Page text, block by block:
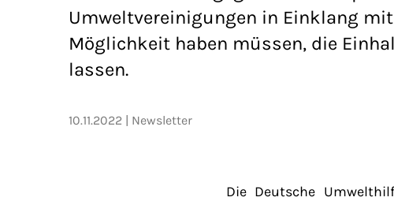
Umweltvereinigungen in Einklang
Möglichkeit haben müssen, die
lassen.
10.11.2022 Newsletter
Die Deutsche